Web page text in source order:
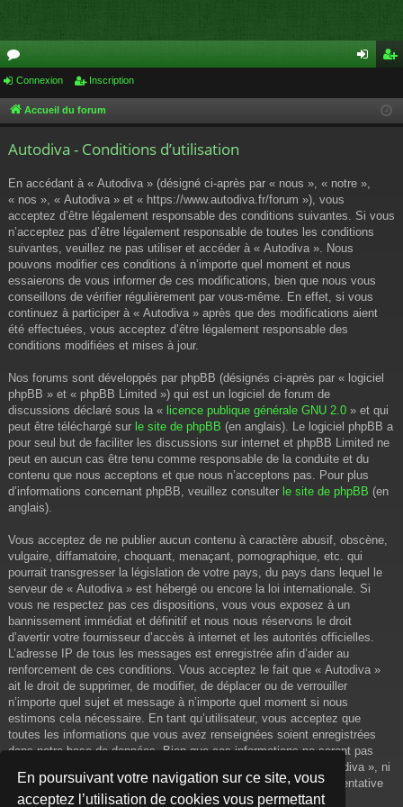
En poursuivant votre navigation sur ce site, vous
acceptez l’utilisation de cookies vous permettant
or
u cri
Connexion Inscription
Accueil du forum
Autodiva - Conditions d’utilisation
En accédant à « Autodiva » (désigné ci-après par « nous », « notre »,
« nos », « Autodiva » et « https://www.autodiva.fr/forum »), vous
acceptez d’être légalement responsable des conditions suivantes. Si vous
n’acceptez pas d’être légalement responsable de toutes les conditions
suivantes, veuillez ne pas utiliser et accéder à « Autodiva ». Nous
pouvons modifier ces conditions à n’importe quel moment et nous
essaierons de vous informer de ces modifications, bien que nous vous
conseillons de vérifier régulièrement par vous-même. En effet, si vous
continuez à participer à « Autodiva » après que des modifications aient
été effectuées, vous acceptez d’être légalement responsable des
conditions modifiées et mises à jour.
Nos forums sont développés par phpBB (désignés ci-après par « logiciel
phpBB » et « phpBB Limited ») qui est un logiciel de forum de
discussions déclaré sous la « licence publique générale GNU 2.0 » et qui
peut être téléchargé sur le site de phpBB (en anglais). Le logiciel phpBB a
pour seul but de faciliter les discussions sur internet et phpBB Limited ne
peut en aucun cas être tenu comme responsable de la conduite et du
contenu que nous acceptons et que nous n’acceptons pas. Pour plus
d’informations concernant phpBB, veuillez consulter le site de phpBB (en
anglais).
Vous acceptez de ne publier aucun contenu à caractère abusif, obscène,
vulgaire, diffamatoire, choquant, menaçant, pornographique, etc. qui
pourrait transgresser la législation de votre pays, du pays dans lequel le
serveur de « Autodiva » est hébergé ou encore la loi internationale. Si
vous ne respectez pas ces dispositions, vous vous exposez à un
bannissement immédiat et définitif et nous nous réservons le droit
d’avertir votre fournisseur d’accès à internet et les autorités officielles.
L’adresse IP de tous les messages est enregistrée afin d’aider au
renforcement de ces conditions. Vous acceptez le fait que « Autodiva »
ait le droit de supprimer, de modifier, de déplacer ou de verrouiller
n’importe quel sujet et message à n’importe quel moment si nous
estimons cela nécessaire. En tant qu’utilisateur, vous acceptez que
toutes les informations que vous avez renseignées soient enregistrées
dans notre base de données. Bien que ces informations ne seront pas
diffusées à une tierce partie sans votre consentement, ni « Autodiva », ni
phpBB, ne pourront être tenus comme responsables en cas de tentative
de piratage informatique visant à compromettre vos données.